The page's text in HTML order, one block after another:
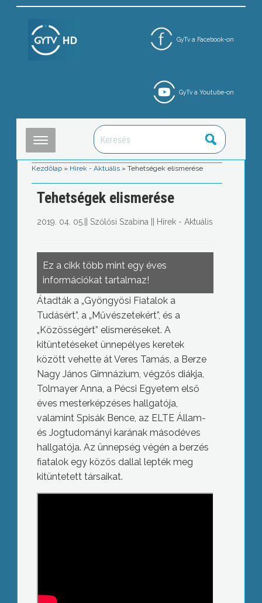
GyTv a Facebook-on
GyTv a Youtube-on
Kezdőlap » Hírek - Aktuális »Tehetségek elismerése
Tehetségek elismerése
2019. 04. 05. Szőlősi Szabina Hírek - Aktuális
Ez a cikk több mint egy éves
információkat tartalmaz!
Átadták a „Gyöngyösi Fiatalok a
Tudásért”, a „Művészetekért”, és a
„Közösségért” elismeréseket. A
kitüntetéseket ünnepélyes keretek
között vehette át Veres Tamás, a Berze
Nagy János Gimnázium, végzős diákja,
Tolmayer Anna, a Pécsi Egyetem első
éves mesterképzéses hallgatója,
valamint Spisák Bence, az ELTE Állam-
és Jogtudományi karának másodéves
hallgatója. Az ünnepség végén a berzés
fiatalok egy közös dallal lepték meg
kitüntetett társaikat.